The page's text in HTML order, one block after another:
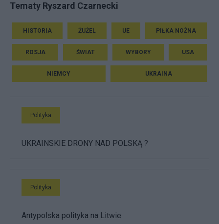
Tematy Ryszard Czarnecki
HISTORIA ŻUŻEL UE PIŁKA NOŻNA
ROSJA ŚWIAT WYBORY USA
NIEMCY UKRAINA
Polityka
UKRAINSKIE DRONY NAD POLSKĄ ?
Polityka
Antypolska polityka na Litwie